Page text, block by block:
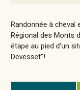
Randonnée à cheval
Régional des Monts
étape au pied d'un
Devesset''!